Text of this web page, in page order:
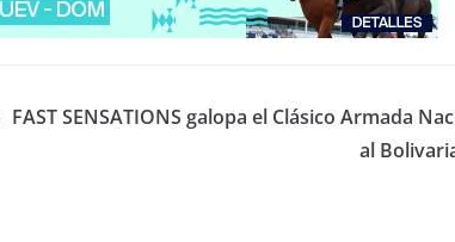
FAST SENSATIONS galopa el Clásico Armada
al